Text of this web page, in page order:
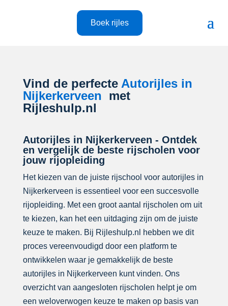
Boek rijles
Vind de perfecte Autorijles in
Nijkerkerveen met
Rijleshulp.nl
Autorijles in Nijkerkerveen - Ontdek
en vergelijk de beste rijscholen voor
jouw rijopleiding
Het kiezen van de juiste rijschool voor autorijles in
Nijkerkerveen is essentieel voor een succesvolle
rijopleiding. Met een groot aantal rijscholen om uit
te kiezen, kan het een uitdaging zijn om de juiste
keuze te maken. Bij Rijleshulp.nl hebben we dit
proces vereenvoudigd door een platform te
ontwikkelen waar je gemakkelijk de beste
autorijles in Nijkerkerveen kunt vinden. Ons
overzicht van aangesloten rijscholen helpt je om
een weloverwogen keuze te maken op basis van